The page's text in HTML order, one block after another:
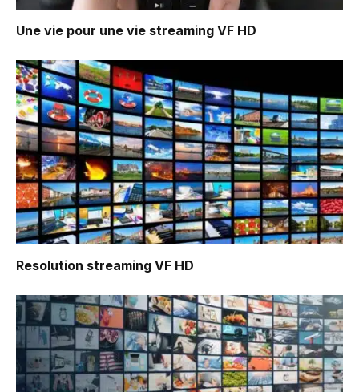
Une vie pour une vie streaming VF HD
Resolution streaming VF HD